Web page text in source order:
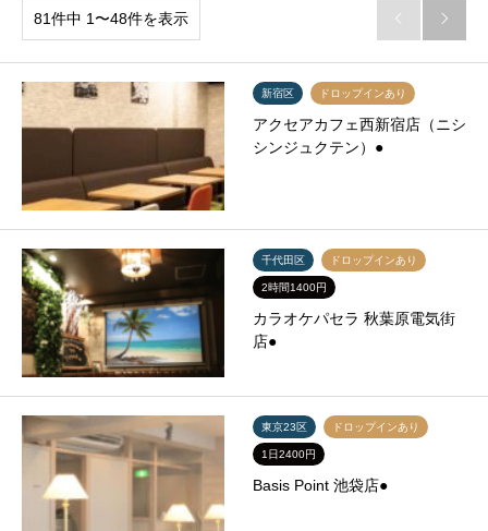
81件中 1〜48件を表示  
新宿区 ドロップインあり
アクセアカフェ西新宿店（ニシ
シンジュクテン）●
千代田区 ドロップインあり
2時間1400円
カラオケパセラ 秋葉原電気街
店●
東京23区 ドロップインあり
1日2400円
Basis Point 池袋店●